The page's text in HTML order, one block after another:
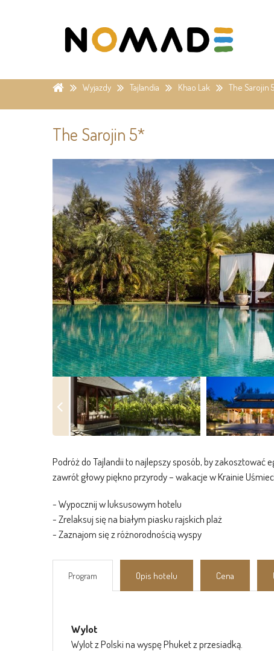
Wyjazdy Tajlandia Khao Lak The Sarojin
The Sarojin 5*
Podróż do Tajlandii to najlepszy sposób, by zakosztować
zawrót głowy piękno przyrody – wakacje w Krainie
- Wypocznij w luksusowym hotelu
- Zrelaksuj się na białym piasku rajskich plaż
- Zaznajom się z różnorodnością wyspy
Program Opis hotelu Cena
Wylot
Wylot z Polski na wyspę Phuket z przesiadką.